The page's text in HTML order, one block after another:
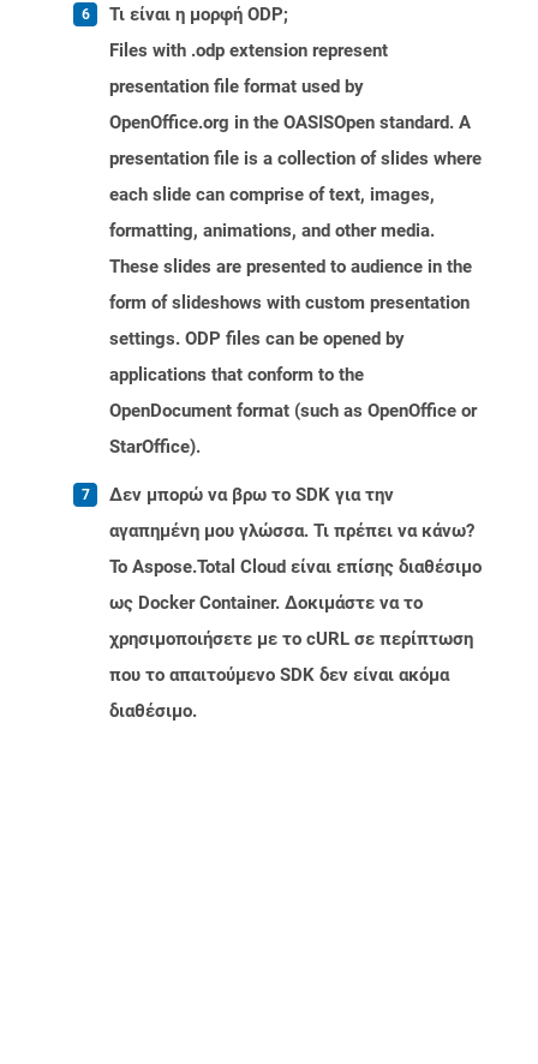
Τι είναι η μορφή ODP;
Files with .odp extension represent
presentation file format used by
OpenOffice.org in the OASISOpen standard. A
presentation file is a collection of slides where
each slide can comprise of text, images,
formatting, animations, and other media.
These slides are presented to audience in the
form of slideshows with custom presentation
settings. ODP files can be opened by
applications that conform to the
OpenDocument format (such as OpenOffice or
StarOffice).
Δεν μπορώ να βρω το SDK για την
αγαπημένη μου γλώσσα. Τι πρέπει να κάνω?
Το Aspose.Total Cloud είναι επίσης διαθέσιμο
ως Docker Container. Δοκιμάστε να το
χρησιμοποιήσετε με το cURL σε περίπτωση
που το απαιτούμενο SDK δεν είναι ακόμα
διαθέσιμο.